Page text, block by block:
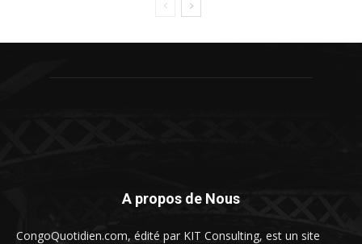
A propos de Nous
CongoQuotidien.com, édité par KIT Consulting, est un site